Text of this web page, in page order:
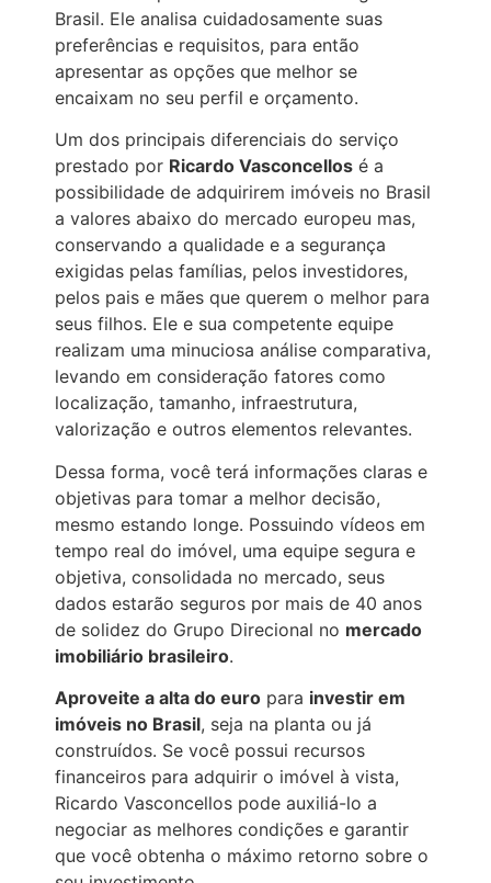
Brasil. Ele analisa cuidadosamente suas
preferências e requisitos, para então
apresentar as opções que melhor se
encaixam no seu perfil e orçamento.
Um dos principais diferenciais do serviço
prestado por Ricardo Vasconcellos é a
possibilidade de adquirirem imóveis no Brasil
a valores abaixo do mercado europeu mas,
conservando a qualidade e a segurança
exigidas pelas famílias, pelos investidores,
pelos pais e mães que querem o melhor para
seus filhos. Ele e sua competente equipe
realizam uma minuciosa análise comparativa,
levando em consideração fatores como
localização, tamanho, infraestrutura,
valorização e outros elementos relevantes.
Dessa forma, você terá informações claras e
objetivas para tomar a melhor decisão,
mesmo estando longe. Possuindo vídeos em
tempo real do imóvel, uma equipe segura e
objetiva, consolidada no mercado, seus
dados estarão seguros por mais de 40 anos
de solidez do Grupo Direcional no mercado
imobiliário brasileiro.
Aproveite a alta do euro para investir em
imóveis no Brasil, seja na planta ou já
construídos. Se você possui recursos
financeiros para adquirir o imóvel à vista,
Ricardo Vasconcellos pode auxiliá-lo a
negociar as melhores condições e garantir
que você obtenha o máximo retorno sobre o